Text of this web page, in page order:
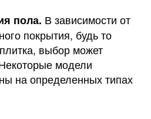
пола. В зависимости от
покрытия, будь то
выбор может
модели
на определенных типах